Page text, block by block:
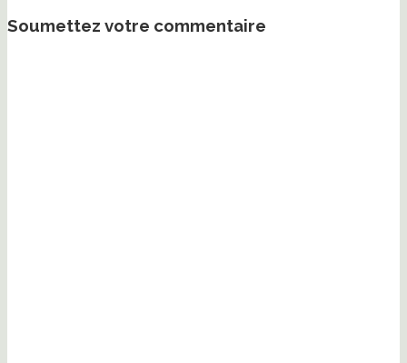
Soumettez votre commentaire